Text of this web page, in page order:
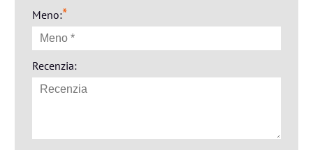
Meno:*
Recenzia: